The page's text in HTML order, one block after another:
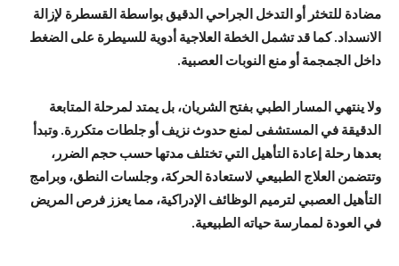
مضادة للتخثر أو التدخل الجراحي الدقيق بواسطة القسطرة لإزالة
الانسداد. كما قد تشمل الخطة العلاجية أدوية للسيطرة على الضغط
داخل الجمجمة أو منع النوبات العصبية.
ولا ينتهي المسار الطبي بفتح الشريان، بل يمتد لمرحلة المتابعة
الدقيقة في المستشفى لمنع حدوث نزيف أو جلطات متكررة. وتبدأ
بعدها رحلة إعادة التأهيل التي تختلف مدتها حسب حجم الضرر،
وتتضمن العلاج الطبيعي لاستعادة الحركة، وجلسات النطق، وبرامج
التأهيل العصبي لترميم الوظائف الإدراكية، مما يعزز فرص المريض
في العودة لممارسة حياته الطبيعية.